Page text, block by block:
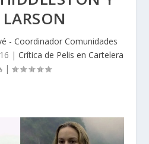
- Coordinador Comunidades
| Crítica de Pelis en Cartelera
|